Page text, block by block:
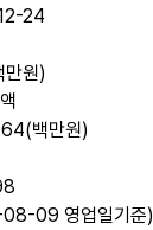
24
원)
백만원)
09 영업일기준)